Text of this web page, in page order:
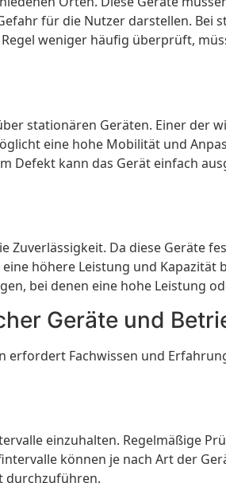
für die Nutzer darstellen. Bei
weniger häufig überprüft,
stationären Geräten. Einer der
eine hohe Mobilität und
Defekt kann das Gerät einfach
Da diese Geräte
höhere Leistung und Kapazität
bei denen eine hohe Leistung
Geräte und
Fachwissen und
einzuhalten. Regelmäßige
können je nach Art der
durchzuführen.